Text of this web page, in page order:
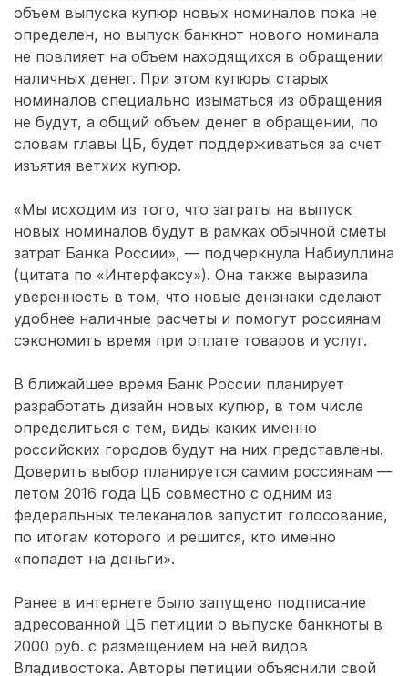
объем выпуска купюр новых номиналов пока не
определен, но выпуск банкнот нового номинала
не повлияет на объем находящихся в обращении
наличных денег. При этом купюры старых
номиналов специально изыматься из обращения
не будут, а общий объем денег в обращении, по
словам главы ЦБ, будет поддерживаться за счет
изъятия ветхих купюр.
«Мы исходим из того, что затраты на выпуск
новых номиналов будут в рамках обычной сметы
затрат Банка России», — подчеркнула Набиуллина
(цитата по «Интерфаксу»). Она также выразила
уверенность в том, что новые дензнаки сделают
удобнее наличные расчеты и помогут россиянам
сэкономить время при оплате товаров и услуг.
В ближайшее время Банк России планирует
разработать дизайн новых купюр, в том числе
определиться с тем, виды каких именно
российских городов будут на них представлены.
Доверить выбор планируется самим россиянам —
летом 2016 года ЦБ совместно с одним из
федеральных телеканалов запустит голосование,
по итогам которого и решится, кто именно
«попадет на деньги».
Ранее в интернете было запущено подписание
адресованной ЦБ петиции о выпуске банкноты в
2000 руб. с размещением на ней видов
Владивостока. Авторы петиции объяснили свой